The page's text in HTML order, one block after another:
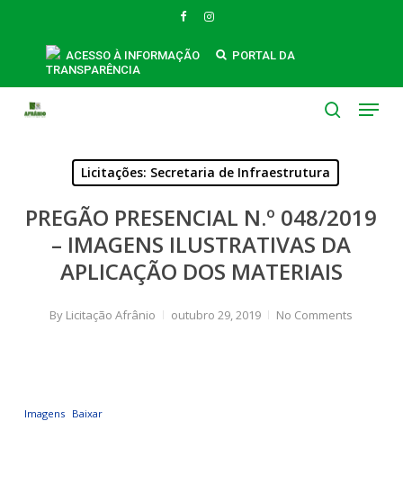
FACEBOOKINSTAGRAM
ACESSO À INFORMAÇÃO
PORTAL DA
TRANSPARÊNCIA
Menu
Licitações: Secretaria de Infraestrutura
PREGÃO PRESENCIAL N.º 048/2019
– IMAGENS ILUSTRATIVAS DA
APLICAÇÃO DOS MATERIAIS
By Licitação Afrânio outubro 29, 2019 No Comments
Imagens Baixar